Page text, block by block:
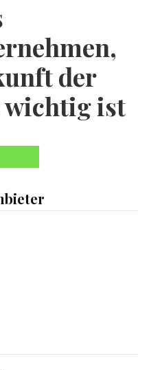
der
ist